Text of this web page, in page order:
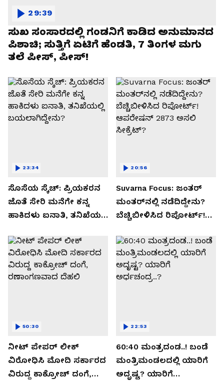
ಸುಖ ಸಂಸಾರದಲ್ಲಿ ಗಂಡನಿಗೆ ಕಾಡಿದ ಅನುಮಾನದ
ಪಿಶಾಚಿ; ಸುತ್ತಿಗೆ ಏಟಿಗೆ ಹೆಂಡತಿ, 7 ತಿಂಗಳ ಮಗು
ತಲೆ ಪೀಸ್, ಪೀಸ್!
29:39
ಸೊಸೆಯ ಸ್ಕೆಚ್: ಪ್ರಿಯಕರನ
ಜೊತೆ ಸೇರಿ ಮನೆಗೇ ಕನ್ನ
ಹಾಕಿದಳು ಐನಾತಿ, ತನಿಖೆಯಲ್ಲಿ
23:34
Suvarna Focus: ಜಂತರ್
ಮಂತರ್‌ನಲ್ಲಿ ನಡೆದಿದ್ದೇನು?
ಬೆಚ್ಚಿಬೀಳಿಸಿದ ರಿಪೋರ್ಟ್!
ಸೀಕ್ರೆಟ್?
20:56
ನೀಟ್ ಪೇಪರ್ ಲೀಕ್
ವಿರೋಧಿಸಿ ಮೋದಿ ಸರ್ಕಾರದ
ವಿರುದ್ದ ಕಾಕ್ರೋಚ್ ದಂಗೆ,
50:30
60:40 ಮಂತ್ರದಂಡ..! ಬಂಡೆ
ಮಂತ್ರಿಮಂಡಲದಲ್ಲಿ ಯಾರಿಗೆ
ಅದೃಷ್ಟ? ಯಾರಿಗೆ
22:53